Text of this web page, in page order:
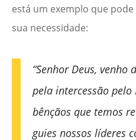
está um exemplo que
sua necessidade:
“Senhor Deus,
pela intercessão pelo
bênçãos que temos
guies nossos líderes